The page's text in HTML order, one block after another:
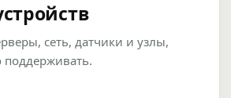
сеть, датчики и узлы,